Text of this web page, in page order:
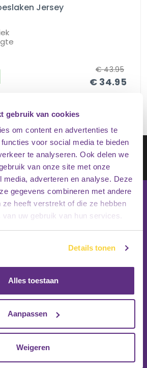
gebruik van cookies
om content en advertenties te
voor social media te bieden
te analyseren. Ook delen we
van onze site met onze
media, adverteren en analyse. Deze
gegevens combineren met andere
ze heeft verstrekt of die ze hebben
uw gebruik van hun services.
Details tonen
Alles toestaan
Aanpassen
Weigeren
Jersey
€ 34.95
€43.95
in op onze nieuwsbrief
Inschrijven